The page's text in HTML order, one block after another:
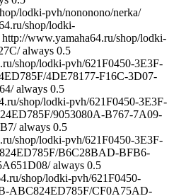
lodki-pvh/nononono/nerka/
shop/lodki-
http://www.yamaha64.ru/shop/lodki-
always 0.5
shop/lodki-pvh/621F0450-3E3F-
4DE78177-F16C-3D07-
always 0.5
shop/lodki-pvh/621F0450-3E3F-
9053080A-B767-7A09-
always 0.5
shop/lodki-pvh/621F0450-3E3F-
B6C28BAD-BFB6-
always 0.5
shop/lodki-pvh/621F0450-
ABC824ED785F/CF0A75AD-